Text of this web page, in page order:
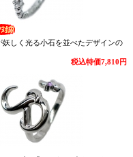
妖しく光る小石を並べたデザインの
税込特価7,810円